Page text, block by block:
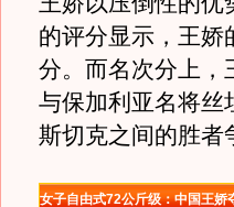
的评分显示，王娇
分。而名次分上，
与保加利亚名将丝
斯切克之间的胜者
女子自由式72公斤级：中国王娇